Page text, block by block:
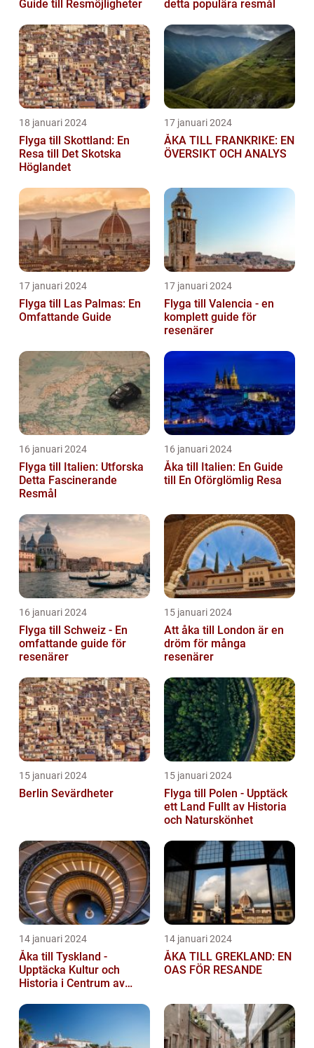
Guide till Resmöjligheter detta populära resmål
18 januari 2024
Flyga till Skottland: En
Resa till Det Skotska
Höglandet
17 januari 2024
ÅKA TILL FRANKRIKE: EN
ÖVERSIKT OCH ANALYS
17 januari 2024
Flyga till Las Palmas: En
Omfattande Guide
17 januari 2024
Flyga till Valencia - en
komplett guide för
resenärer
16 januari 2024
Flyga till Italien: Utforska
Detta Fascinerande
Resmål
16 januari 2024
Åka till Italien: En Guide
till En Oförglömlig Resa
16 januari 2024
Flyga till Schweiz - En
omfattande guide för
resenärer
15 januari 2024
Att åka till London är en
dröm för många
resenärer
15 januari 2024
Berlin Sevärdheter
15 januari 2024
Flyga till Polen - Upptäck
ett Land Fullt av Historia
och Naturskönhet
14 januari 2024
Åka till Tyskland -
Upptäcka Kultur och
Historia i Centrum av
14 januari 2024
ÅKA TILL GREKLAND: EN
OAS FÖR RESANDE